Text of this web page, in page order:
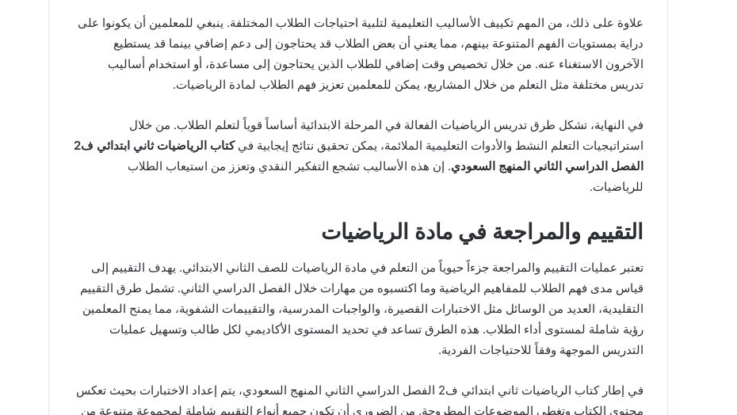
علاوة على ذلك، من المهم تكييف الأساليب التعليمية لتلبية احتياجات الطلاب المختلفة. ينبغي للمعلمين أن يكونوا على
دراية بمستويات الفهم المتنوعة بينهم، مما يعني أن بعض الطلاب قد يحتاجون إلى دعم إضافي بينما قد يستطيع
الآخرون الاستغناء عنه. من خلال تخصيص وقت إضافي للطلاب الذين يحتاجون إلى مساعدة، أو استخدام أساليب
تدريس مختلفة مثل التعلم من خلال المشاريع، يمكن للمعلمين تعزيز فهم الطلاب لمادة الرياضيات.
في النهاية، تشكل طرق تدريس الرياضيات الفعالة في المرحلة الابتدائية أساساً قوياً لتعلم الطلاب. من خلال
استراتيجيات التعلم النشط والأدوات التعليمية الملائمة، يمكن تحقيق نتائج إيجابية في
كتاب الرياضيات ثاني ابتدائي ف2
الفصل الدراسي الثاني المنهج السعودي. إن هذه الأساليب تشجع التفكير النقدي وتعزز من استيعاب الطلاب
للرياضيات.
التقييم والمراجعة في مادة الرياضيات
تعتبر عمليات التقييم والمراجعة جزءاً حيوياً من التعلم في مادة الرياضيات للصف الثاني الابتدائي. يهدف التقييم إلى
قياس مدى فهم الطلاب للمفاهيم الرياضية وما اكتسبوه من مهارات خلال الفصل الدراسي الثاني. تشمل طرق التقييم
التقليدية، العديد من الوسائل مثل الاختبارات القصيرة، والواجبات المدرسية، والتقييمات الشفوية، مما يمنح المعلمين
رؤية شاملة لمستوى أداء الطلاب. هذه الطرق تساعد في تحديد المستوى الأكاديمي لكل طالب وتسهيل عمليات
التدريس الموجهة وفقاً للاحتياجات الفردية.
في إطار كتاب الرياضيات ثاني ابتدائي ف2 الفصل الدراسي الثاني المنهج السعودي، يتم إعداد الاختبارات بحيث تعكس
محتوى الكتاب وتغطي الموضوعات المطروحة. من الضروري أن تكون جميع أنواع التقييم شاملة لمجموعة متنوعة من